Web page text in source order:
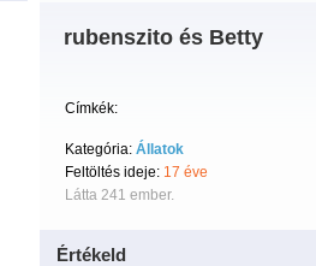
rubenszito és Betty
Címkék:
Kategória: Állatok
Feltöltés ideje: 17 éve
Látta 241 ember.
Értékeld